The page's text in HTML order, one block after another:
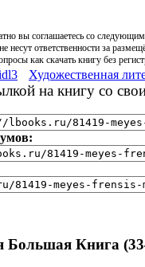
вы соглашаетесь со
несут ответственности за
как скачать книгу без
Художественная
на книгу со
Книга